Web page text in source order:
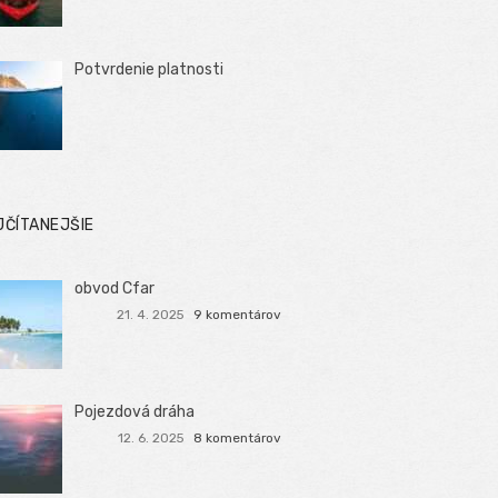
Potvrdenie platnosti
obvod Cfar
21. 4. 2025 9 komentárov
Pojezdová dráha
12. 6. 2025 8 komentárov